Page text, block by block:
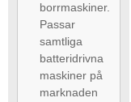
borrmaskiner.
Passar
samtliga
batteridrivna
maskiner på
marknaden